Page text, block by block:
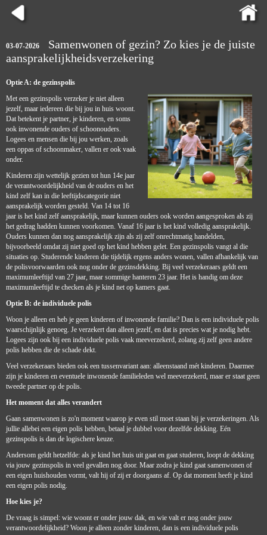
03-07-2026
Samenwonen of gezin? Zo kies je de juiste
aansprakelijkheidsverzekering
Optie A: de gezinspolis
Met een gezinspolis verzeker je niet alleen
jezelf, maar iedereen die bij jou in huis woont.
Dat betekent je partner, je kinderen, en soms
ook inwonende ouders of schoonouders.
Logees en mensen die bij jou werken, zoals
een oppas of schoonmaker, vallen er ook vaak
onder.
Kinderen zijn wettelijk gezien tot hun 14e jaar
de verantwoordelijkheid van de ouders en het
kind zelf kan in die leeftijdscategorie niet
aansprakelijk worden gesteld. Van 14 tot 16
jaar is het kind zelf aansprakelijk, maar kunnen ouders ook worden aangesproken als zij
het gedrag hadden kunnen voorkomen. Vanaf 16 jaar is het kind volledig aansprakelijk.
Ouders kunnen dan nog aansprakelijk zijn als zij zelf onrechtmatig handelden,
bijvoorbeeld omdat zij niet goed op het kind hebben gelet. Een gezinspolis vangt al die
situaties op. Studerende kinderen die tijdelijk ergens anders wonen, vallen afhankelijk van
de polisvoorwaarden ook nog onder de gezinsdekking. Bij veel verzekeraars geldt een
maximumleeftijd van 27 jaar, maar sommige hanteren 23 jaar. Het is handig om deze
maximumleeftijd te checken als je kind net op kamers gaat.
Optie B: de individuele polis
Woon je alleen en heb je geen kinderen of inwonende familie? Dan is een individuele polis
waarschijnlijk genoeg. Je verzekert dan alleen jezelf, en dat is precies wat je nodig hebt.
Logees zijn ook bij een individuele polis vaak meeverzekerd, zolang zij zelf geen andere
polis hebben die de schade dekt.
Veel verzekeraars bieden ook een tussenvariant aan: alleenstaand mét kinderen. Daarmee
zijn je kinderen en eventuele inwonende familieleden wel meeverzekerd, maar er staat geen
tweede partner op de polis.
Het moment dat alles verandert
Gaan samenwonen is zo'n moment waarop je even stil moet staan bij je verzekeringen. Als
jullie allebei een eigen polis hebben, betaal je dubbel voor dezelfde dekking. Eén
gezinspolis is dan de logischere keuze.
Andersom geldt hetzelfde: als je kind het huis uit gaat en gaat studeren, loopt de dekking
via jouw gezinspolis in veel gevallen nog door. Maar zodra je kind gaat samenwonen of
een eigen huishouden vormt, valt hij of zij er doorgaans af. Op dat moment heeft je kind
een eigen polis nodig.
Hoe kies je?
De vraag is simpel: wie woont er onder jouw dak, en wie valt er nog onder jouw
verantwoordelijkheid? Woon je alleen zonder kinderen, dan is een individuele polis